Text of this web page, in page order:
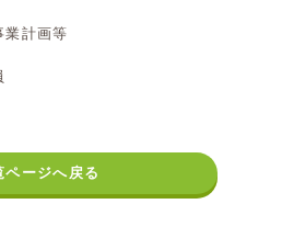
計画等
ページへ戻る